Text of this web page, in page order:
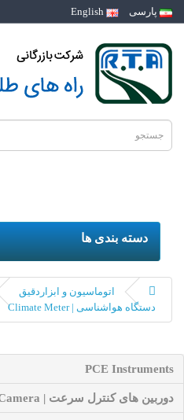
پارسی
دسته بندی ها
اتوماسیون و ابزاردقیق
دستگاه هواشناسی | Climate Meter
PCE Instruments
دوربین های کنترل سرعت | Speed Camera